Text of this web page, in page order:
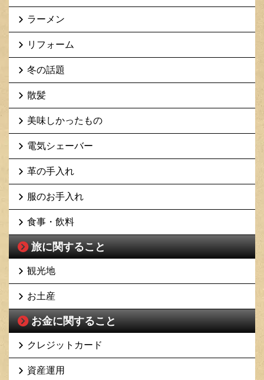
ラーメン
リフォーム
冬の話題
散髪
美味しかったもの
電気シェーバー
革の手入れ
服のお手入れ
食事・飲料
旅に関すること
観光地
お土産
お金に関すること
クレジットカード
資産運用